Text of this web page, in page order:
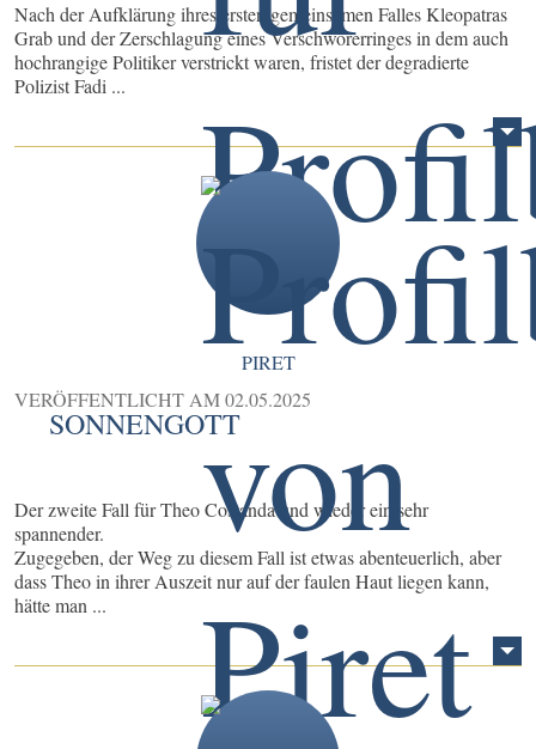
Nach der Aufklärung ihres ersten gemeinsamen Falles Kleopatras
Grab und der Zerschlagung eines Verschwörerringes in dem auch
hochrangige Politiker verstrickt waren, fristet der degradierte
Polizist Fadi ...
PIRET
VERÖFFENTLICHT AM02.05.2025
SONNENGOTT
Der zweite Fall für Theo Costanda und wieder ein sehr
spannender.
Zugegeben, der Weg zu diesem Fall ist etwas abenteuerlich, aber
dass Theo in ihrer Auszeit nur auf der faulen Haut liegen kann,
hätte man ...